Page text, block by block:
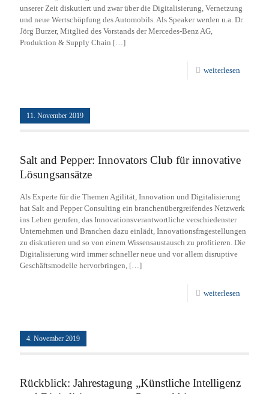
unserer Zeit diskutiert und zwar über die Digitalisierung, Vernetzung
und neue Wertschöpfung des Automobils. Als Speaker werden u.a. Dr.
Jörg Burzer, Mitglied des Vorstands der Mercedes-Benz AG,
Produktion & Supply Chain […]
weiterlesen
11. November 2019
Salt and Pepper: Innovators Club für innovative
Lösungsansätze
Als Experte für die Themen Agilität, Innovation und Digitalisierung
hat Salt and Pepper Consulting ein branchenübergreifendes Netzwerk
ins Leben gerufen, das Innovationsverantwortliche verschiedenster
Unternehmen und Branchen dazu einlädt, Innovationsfragestellungen
zu diskutieren und so von einem Wissensaustausch zu profitieren. Die
Digitalisierung wird immer schneller neue und vor allem disruptive
Geschäftsmodelle hervorbringen, […]
weiterlesen
4. November 2019
Rückblick: Jahrestagung „Künstliche Intelligenz